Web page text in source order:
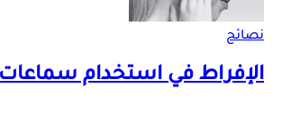
نصائح
الإفراط في استخدام سماعات